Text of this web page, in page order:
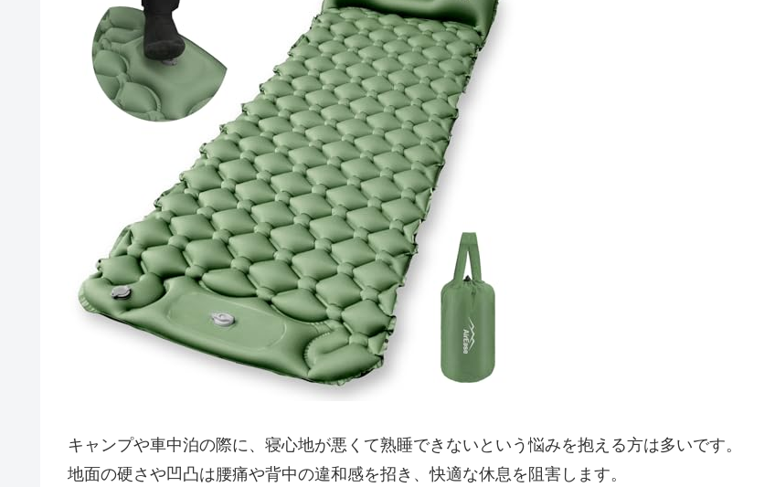
キャンプや車中泊の際に、寝心地が悪くて熟睡できないという悩みを抱える方は多いです。
地面の硬さや凹凸は腰痛や背中の違和感を招き、快適な休息を阻害します。